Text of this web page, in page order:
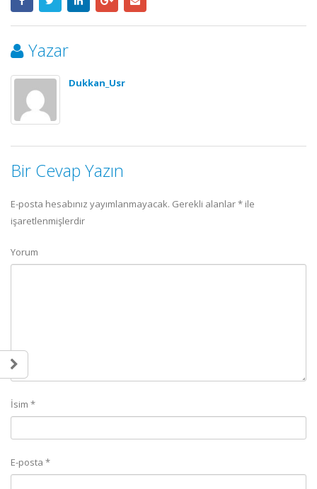
Yazar
Dukkan_Usr
Bir Cevap Yazın
E-posta hesabınız yayımlanmayacak. Gerekli alanlar* ile
işaretlenmişlerdir
Yorum
İsim *
E-posta *